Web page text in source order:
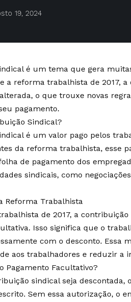
19, 2024
é um tema que gera
a reforma trabalhista de 2017,
o que trouxe novas
pagamento.
Sindical?
é um valor pago pelos
da reforma trabalhista, esse
de pagamento dos
sindicais, como
Reforma Trabalhista
de 2017, a
Isso significa que o
com o desconto. Essa
aos trabalhadores e reduzir a
Pagamento Facultativo?
sindical seja descontada,
Sem essa autorização, o